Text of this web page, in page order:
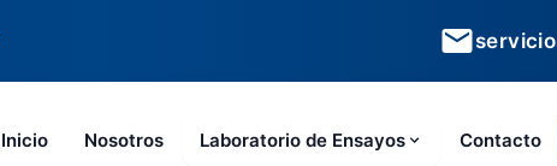
Inicio Nosotros Laboratorio de Ensayos Contacto
durabilidad
8"
diámetro.